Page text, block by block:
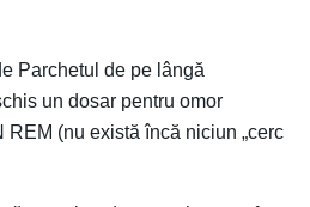
Parchetul de pe lângă
un dosar pentru omor
(nu există încă niciun „cerc